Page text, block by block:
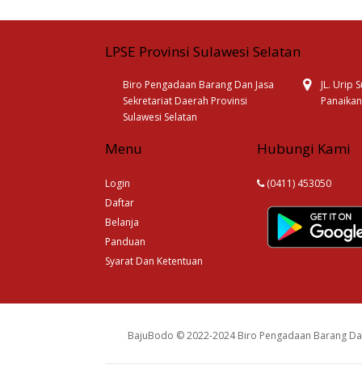
LPSE Provinsi Sulawesi Selatan
Biro Pengadaan Barang Dan Jasa
Sekretariat Daerah Provinsi
Sulawesi Selatan
JL. Urip
Menu
Login
Daftar
Belanja
Panduan
Syarat Dan Ketentuan
Hubungi Kami
(0411) 453050
BajuBodo © 2022-2024 Biro Pengadaan Barang